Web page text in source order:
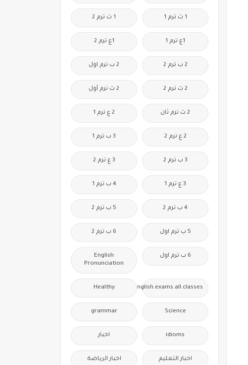
1 ث ترم 1 1 ث ترم 2
1ع ترم 1 1ع ترم 2
2 ب ترم 2 2 ب ترم اول
2 ث ترم 2 2 ث ترم أول
2 ث ترم ثان 2 ع ترم 1
2 ع ترم 2 3 ب ترم 1
3 ب ترم 2 3 ع ترم 2
3 ع ترم 1 4 ب ترم 1
4 ب ترم 2 5 ب ترم 2
5 ب ترم اول 6 ب ترم 2
6 ب ترم اول
English
Pronunciation
Free.English.exams.all.classes
Healthy
Science
grammar
idioms اخبار
اخبار التعليم اخبار الرياضة